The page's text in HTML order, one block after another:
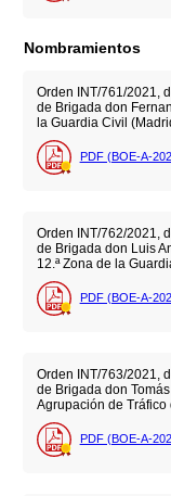
Nombramientos
Orden INT/761/2021,
de Brigada don
la Guardia Civil
PDF (BOE-A-
Orden INT/762/2021,
de Brigada don Luis
12.ª Zona de la
PDF (BOE-A-
Orden INT/763/2021,
de Brigada don
Agrupación de
PDF (BOE-A-